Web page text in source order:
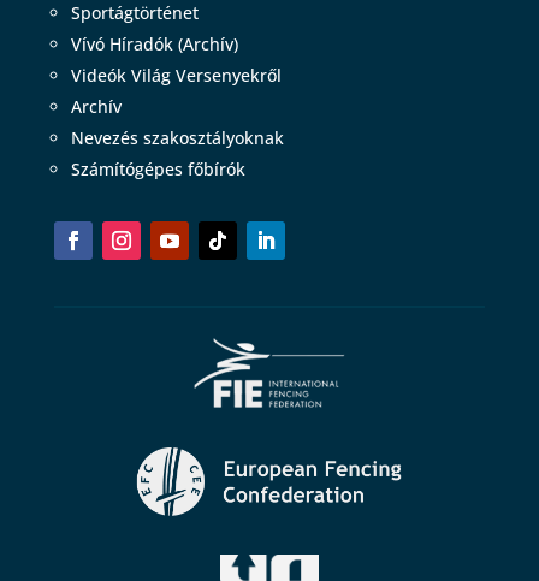
Sportágtörténet
Vívó Híradók (Archív)
Videók Világ Versenyekről
Archív
Nevezés szakosztályoknak
Számítógépes főbírók